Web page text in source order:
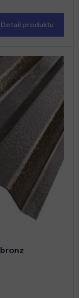
Detail produktu